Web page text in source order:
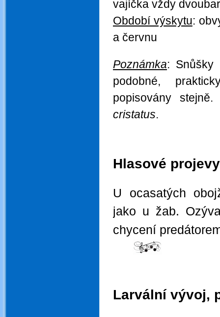
vajíčka vždy
Období výskytu:
a červnu
Poznámka: Snůšky
podobné,
popisovány
cristatus.
Hlasové
U ocasatých
jako u žab.
chycení
Larvální vývoj,